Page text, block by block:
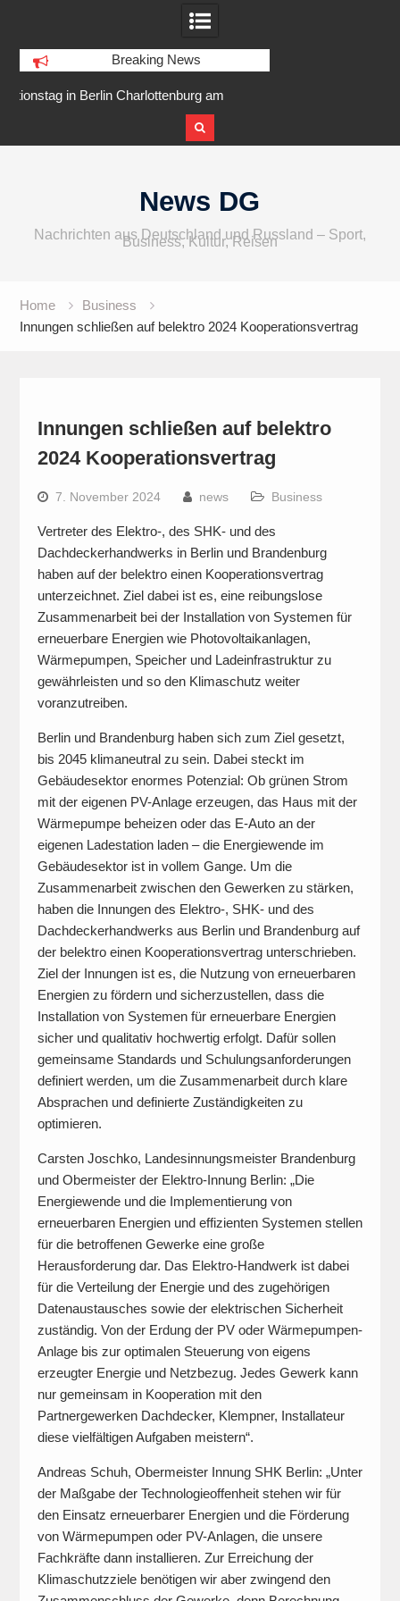
Breaking News
am
IFA 2026 Audio wird größer,
internationaler und vielfältiger
News DG
Nachrichten aus Deutschland und Russland – Sport,
Business, Kultur, Reisen
Home
Business
Innungen schließen auf belektro 2024 Kooperationsvertrag
Innungen schließen auf belektro
2024 Kooperationsvertrag
7. November 2024 news Business
Vertreter des Elektro-, des SHK- und des
Dachdeckerhandwerks in Berlin und Brandenburg
haben auf der belektro einen Kooperationsvertrag
unterzeichnet. Ziel dabei ist es, eine reibungslose
Zusammenarbeit bei der Installation von Systemen für
erneuerbare Energien wie Photovoltaikanlagen,
Wärmepumpen, Speicher und Ladeinfrastruktur zu
gewährleisten und so den Klimaschutz weiter
voranzutreiben.
Berlin und Brandenburg haben sich zum Ziel gesetzt,
bis 2045 klimaneutral zu sein. Dabei steckt im
Gebäudesektor enormes Potenzial: Ob grünen Strom
mit der eigenen PV-Anlage erzeugen, das Haus mit der
Wärmepumpe beheizen oder das E-Auto an der
eigenen Ladestation laden – die Energiewende im
Gebäudesektor ist in vollem Gange. Um die
Zusammenarbeit zwischen den Gewerken zu stärken,
haben die Innungen des Elektro-, SHK- und des
Dachdeckerhandwerks aus Berlin und Brandenburg auf
der belektro einen Kooperationsvertrag unterschrieben.
Ziel der Innungen ist es, die Nutzung von erneuerbaren
Energien zu fördern und sicherzustellen, dass die
Installation von Systemen für erneuerbare Energien
sicher und qualitativ hochwertig erfolgt. Dafür sollen
gemeinsame Standards und Schulungsanforderungen
definiert werden, um die Zusammenarbeit durch klare
Absprachen und definierte Zuständigkeiten zu
optimieren.
Carsten Joschko, Landesinnungsmeister Brandenburg
und Obermeister der Elektro-Innung Berlin: „Die
Energiewende und die Implementierung von
erneuerbaren Energien und effizienten Systemen stellen
für die betroffenen Gewerke eine große
Herausforderung dar. Das Elektro-Handwerk ist dabei
für die Verteilung der Energie und des zugehörigen
Datenaustausches sowie der elektrischen Sicherheit
zuständig. Von der Erdung der PV oder Wärmepumpen-
Anlage bis zur optimalen Steuerung von eigens
erzeugter Energie und Netzbezug. Jedes Gewerk kann
nur gemeinsam in Kooperation mit den
Partnergewerken Dachdecker, Klempner, Installateur
diese vielfältigen Aufgaben meistern“.
Andreas Schuh, Obermeister Innung SHK Berlin: „Unter
der Maßgabe der Technologieoffenheit stehen wir für
den Einsatz erneuerbarer Energien und die Förderung
von Wärmepumpen oder PV-Anlagen, die unsere
Fachkräfte dann installieren. Zur Erreichung der
Klimaschutzziele benötigen wir aber zwingend den